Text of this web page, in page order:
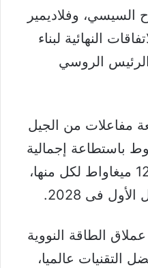
السيسي، وفلاديمير
في ديسمبر 2017 الاتفاقات النهائية لبناء
الروسي
مفاعلات من الجيل
باستطاعة إجمالية
4800 ميغاواط، بواقع 1200 ميغاواط لكل منها،
فى 2028.
الطاقة النووية
التقنيات عالميا،